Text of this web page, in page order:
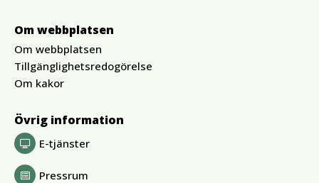
Om webbplatsen
Om webbplatsen
Tillgänglighetsredogörelse
Om kakor
Övrig information
E-tjänster
Pressrum